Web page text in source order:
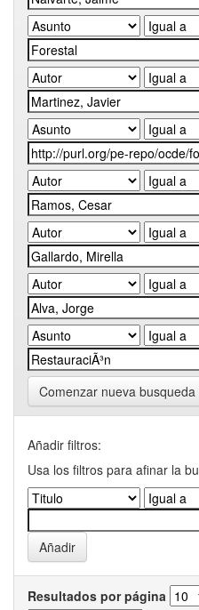
Comenzar nueva busqueda
Añadir filtros:
Usa los filtros para afinar la
Resultados por página